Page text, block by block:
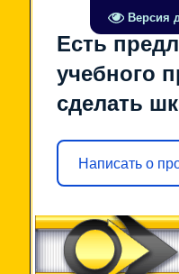
Версия
Есть
учебного
сделать
Написать о